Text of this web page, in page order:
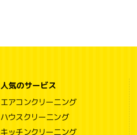
人気のサービス
エアコンクリーニング
ハウスクリーニング
キッチンクリーニング